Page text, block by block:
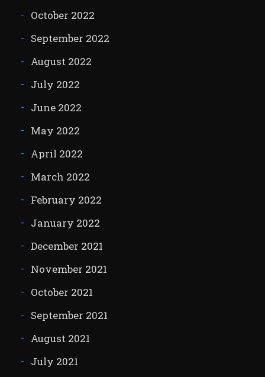
October 2022
September 2022
August 2022
July 2022
June 2022
May 2022
April 2022
March 2022
February 2022
January 2022
December 2021
November 2021
October 2021
September 2021
August 2021
July 2021